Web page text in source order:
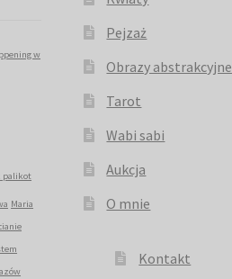
w
palikot
Maria
Pejzaż
Obrazy abstrakcyjne
Tarot
Wabi sabi
Aukcja
O mnie
Kontakt